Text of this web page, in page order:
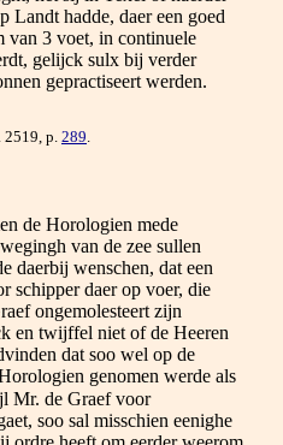
Landt hadde, daer een goed
van 3 voet, in continuele
gelijck sulx bij verder
gepractiseert werden.
p.289.
de Horologien mede
van de zee sullen
daerbij wenschen, dat een
schipper daer op voer, die
ongemolesteert zijn
en twijffel niet of de Heeren
dat soo wel op de
genomen werde als
Mr. de Graef voor
soo sal misschien eenighe